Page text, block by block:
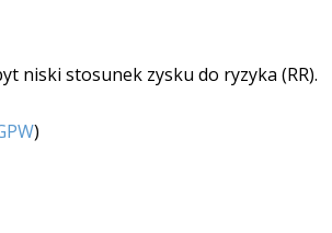
niski stosunek zysku do ryzyka (RR).
)